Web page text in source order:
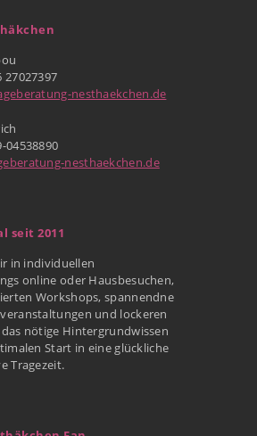
27027397
nesthaekchen.de
04538890
nesthaekchen.de
seit 2011
in individuellen
online oder Hausbesuchen,
Workshops, spannendne
und lockeren
nötige Hintergrundwissen
Start in eine glückliche
Tragezeit.